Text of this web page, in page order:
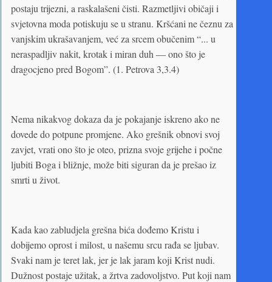
postaju trijezni, a raskalašeni čisti. Razmetljivi običaji i
svjetovna moda potiskuju se u stranu. Kršćani ne čeznu za
vanjskim ukrašavanjem, već za srcem obučenim “... u
neraspadljiv nakit, krotak i miran duh — ono što je
dragocjeno pred Bogom”. (1. Petrova 3,3.4)
Nema nikakvog dokaza da je pokajanje iskreno ako ne
dovede do potpune promjene. Ako grešnik obnovi svoj
zavjet, vrati ono što je oteo, prizna svoje grijehe i počne
ljubiti Boga i bližnje, može biti siguran da je prešao iz
smrti u život.
Kada kao zabludjela grešna bića dođemo Kristu i
dobijemo oprost i milost, u našemu srcu rađa se ljubav.
Svaki nam je teret lak, jer je lak jaram koji Krist nudi.
Dužnost postaje užitak, a žrtva zadovoljstvo. Put koji nam